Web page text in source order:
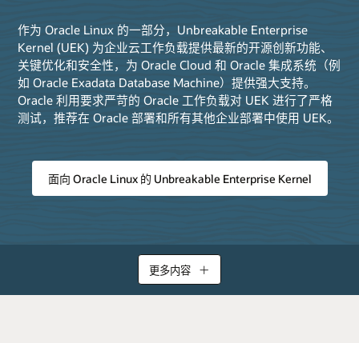
作为 Oracle Linux 的一部分，Unbreakable Enterprise
Kernel (UEK) 为企业云工作负载提供最新的开源创新功能、
关键优化和安全性，为 Oracle Cloud 和 Oracle 集成系统（例
如 Oracle Exadata Database Machine）提供强大支持。
Oracle 利用要求严苛的 Oracle 工作负载对 UEK 进行了严格
测试，推荐在 Oracle 部署和所有其他企业部署中使用 UEK。
面向 Oracle Linux 的 Unbreakable Enterprise Kernel
更多内容